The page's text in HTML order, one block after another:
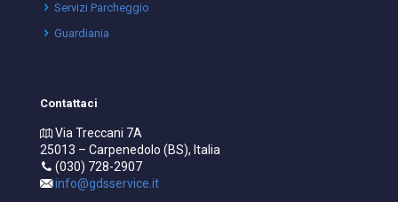
Servizi Parcheggio
Guardiania
Contattaci
Via Treccani 7A
25013 – Carpenedolo (BS), Italia
(030) 728-2907
info@gdsservice.it